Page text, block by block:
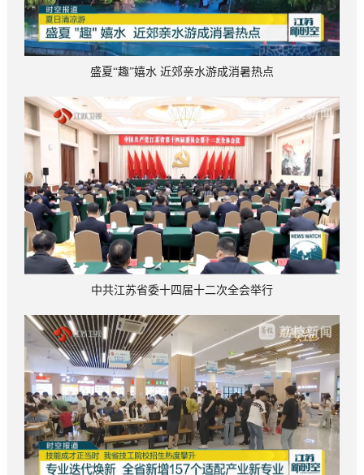
盛夏“趣”嬉水 近郊亲水游成消暑热点
中共江苏省委十四届十二次全会举行